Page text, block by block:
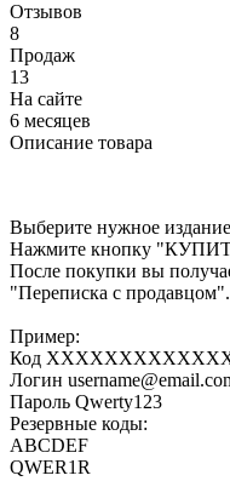
Отзывов
8
Продаж
13
На сайте
6 месяцев
Описание товара
Выберите нужное
Нажмите кнопку
После покупки вы
"Переписка с продавцом".
Пример:
Код
Логин
Пароль Qwerty123
Резервные коды:
ABCDEF
QWER1R